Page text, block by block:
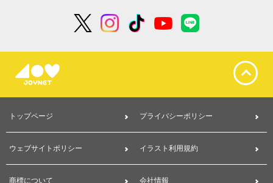
トップページ プライバシーポリシー
ウェブサイトポリシー イラスト利用規約
商標について 会社情報